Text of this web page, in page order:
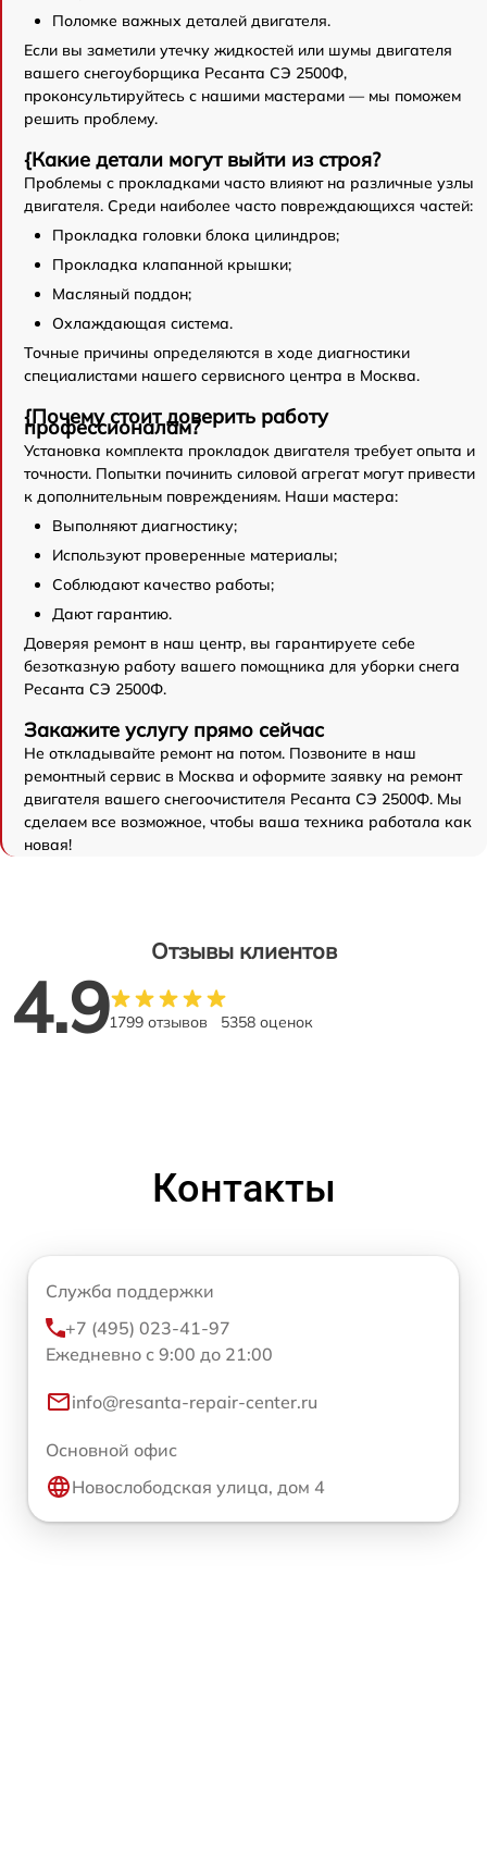
Поломке важных деталей двигателя.
Если вы заметили утечку жидкостей или шумы двигателя
вашего снегоуборщика Ресанта СЭ 2500Ф,
проконсультируйтесь с нашими мастерами — мы поможем
решить проблему.
{Какие детали могут выйти из строя?
Проблемы с прокладками часто влияют на различные узлы
двигателя. Среди наиболее часто повреждающихся частей:
Прокладка головки блока цилиндров;
Прокладка клапанной крышки;
Масляный поддон;
Охлаждающая система.
Точные причины определяются в ходе диагностики
специалистами нашего сервисного центра в Москва.
{Почему стоит доверить работу
профессионалам?
Установка комплекта прокладок двигателя требует опыта и
точности. Попытки починить силовой агрегат могут привести
к дополнительным повреждениям. Наши мастера:
Выполняют диагностику;
Используют проверенные материалы;
Соблюдают качество работы;
Дают гарантию.
Доверяя ремонт в наш центр, вы гарантируете себе
безотказную работу вашего помощника для уборки снега
Ресанта СЭ 2500Ф.
Закажите услугу прямо сейчас
Не откладывайте ремонт на потом. Позвоните в наш
ремонтный сервис в Москва и оформите заявку на ремонт
двигателя вашего снегоочистителя Ресанта СЭ 2500Ф. Мы
сделаем все возможное, чтобы ваша техника работала как
новая!
Отзывы клиентов
4.91799 отзывов 5358 оценок
Контакты
Служба поддержки
+7 (495) 023-41-97
Ежедневно с 9:00 до 21:00
info@resanta-repair-center.ru
Основной офис
Новослободская улица, дом 4